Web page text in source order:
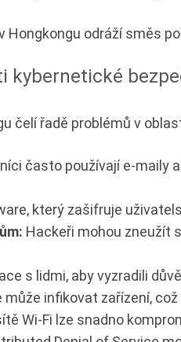
Hongkongu odráží směs
kybernetické
čelí řadě problémů v
často používají e-maily
který zašifruje
Hackeři mohou zneužít
s lidmi, aby vyzradili
infikovat zařízení,
Wi-Fi lze snadno